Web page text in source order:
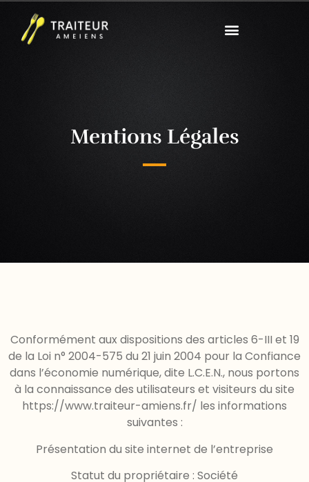
Mentions Légales
Conformément aux dispositions des articles 6-III et 19
de la Loi n° 2004-575 du 21 juin 2004 pour la Confiance
dans l’économie numérique, dite L.C.E.N., nous portons
à la connaissance des utilisateurs et visiteurs du site
https://www.traiteur-amiens.fr/ les informations
suivantes :
Présentation du site internet de l’entreprise
Statut du propriétaire : Société